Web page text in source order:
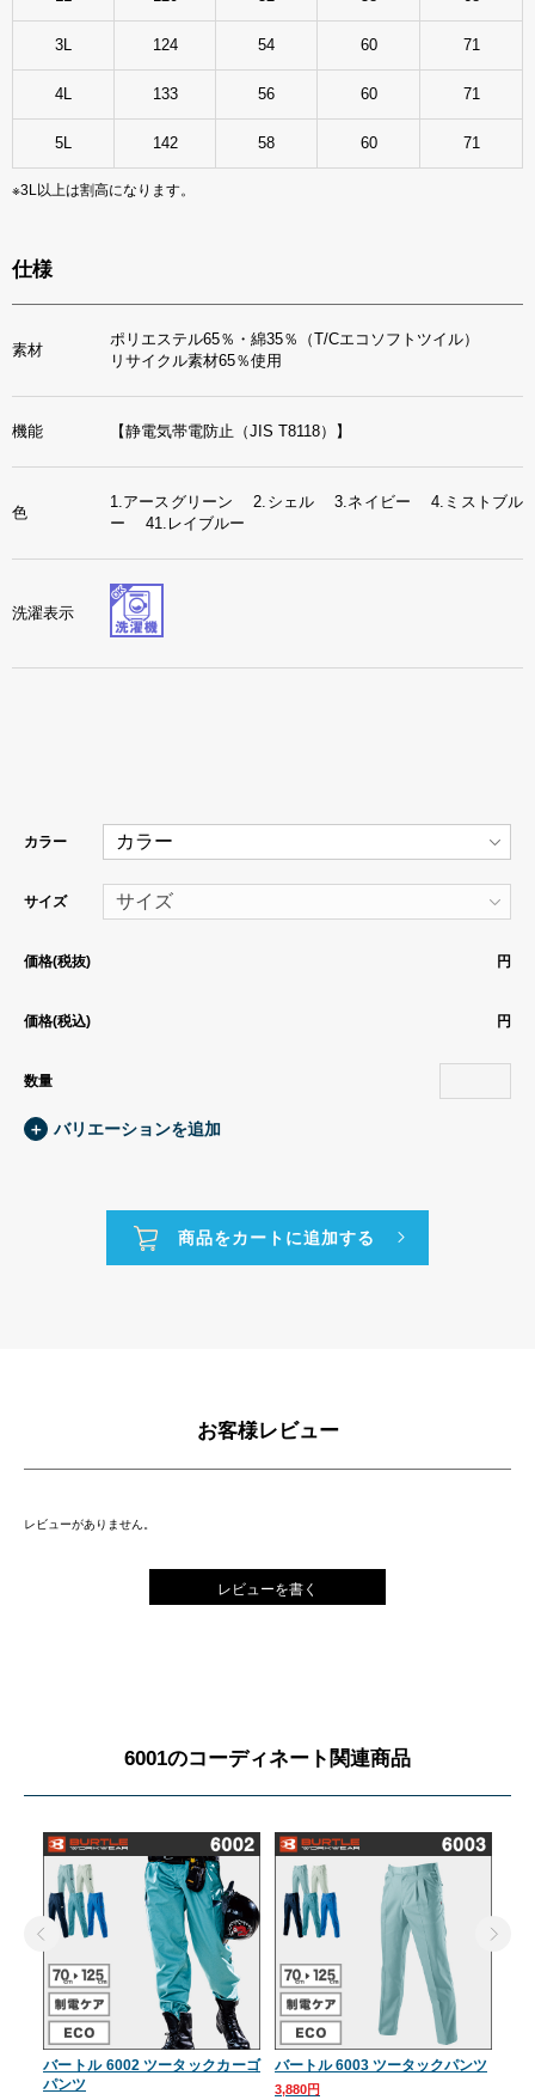
3L 124 54 60 71
4L 133 56 60 71
5L 142 58 60 71
※3L以上は割高になります。
仕様
素材
ポリエステル65％・綿35％（T/Cエコソフトツイル）
リサイクル素材65％使用
機能 【静電気帯電防止（JIS T8118）】
色
1.アースグリーン 2.シェル 3.ネイビー 4.ミストブル
ー 41.レイブルー
洗濯表示
カラー
サイズ
価格(税抜) 円
価格(税込) 円
数量
＋ バリエーションを追加
お客様レビュー
レビューがありません。
レビューを書く
6001のコーディネート関連商品
バートル 6002 ツータックカーゴ
パンツ
バートル 6003 ツータックパンツ
3,880円